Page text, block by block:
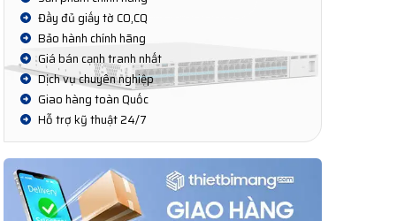
Đầy đủ giấy tờ CO,CQ
Bảo hành chính hãng
Giá bán cạnh tranh nhất
Dịch vụ chuyên nghiệp
Giao hàng toàn Quốc
Hỗ trợ kỹ thuật 24/7